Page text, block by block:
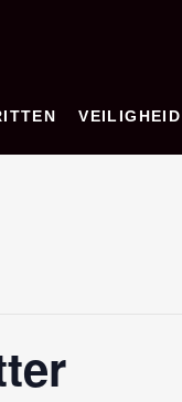
VEILIGHEID